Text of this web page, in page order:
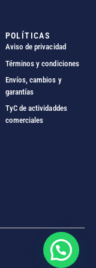
POLÍTICAS
Aviso de privacidad
Términos y condiciones
Envíos, cambios y
garantías
TyC de actividaddes
comerciales